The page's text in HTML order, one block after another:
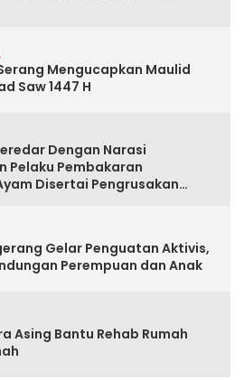
Mengucapkan Maulid
Saw 1447 H
Dengan Narasi
Pelaku Pembakaran
Disertai Pengrusakan
Gelar Penguatan Aktivis,
Perempuan dan Anak
Asing Bantu Rehab Rumah